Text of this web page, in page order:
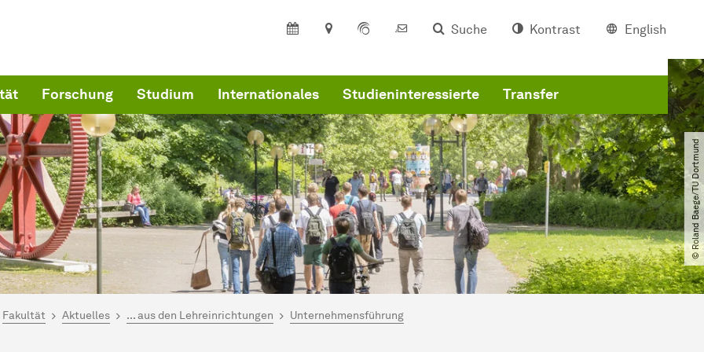
Suche Kontrast English
Forschung Studium Internationales Studieninteressierte Transfer
© Roland Baege​/​TU Dortmund
hier:
Wirtschaftswissenschaften
Fakultät Aktuelles ... aus den Lehreinrichtungen Unter­nehmens­führung